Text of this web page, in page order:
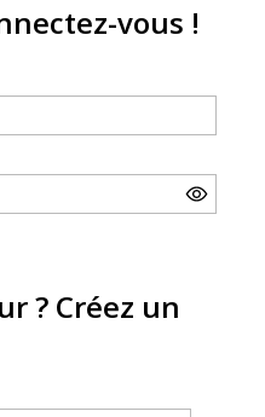
vous !
? Créez un